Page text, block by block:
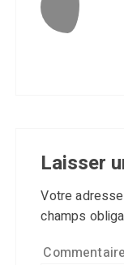
Laisser
Votre
champs